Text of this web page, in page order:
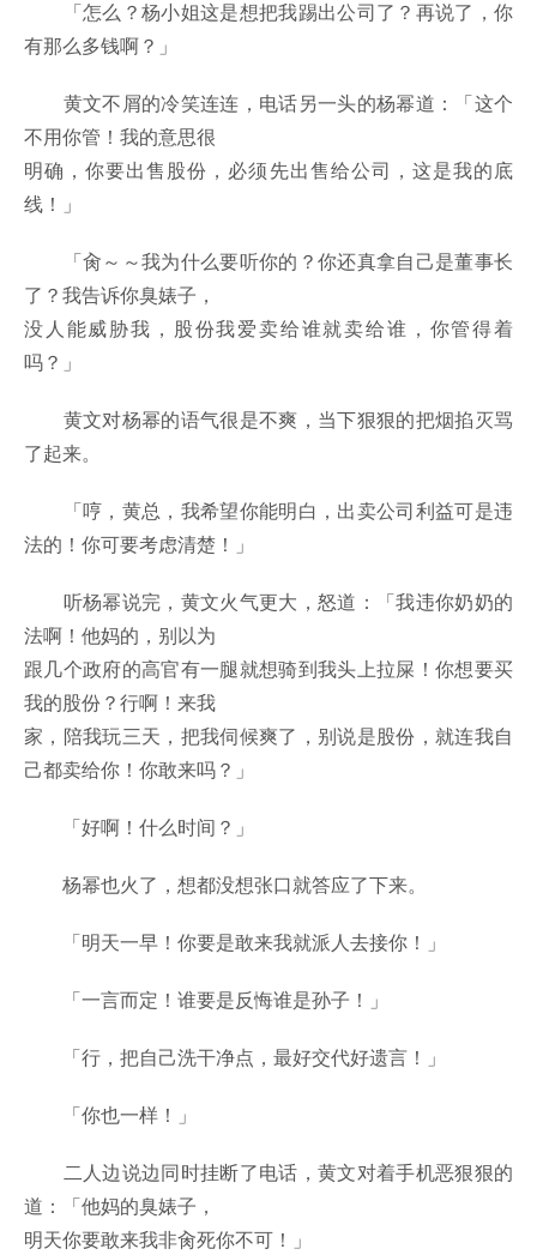
「怎么？杨小姐这是想把我踢出公司了？再说了，你
有那么多钱啊？」
黄文不屑的冷笑连连，电话另一头的杨幂道：「这个
不用你管！我的意思很
明确，你要出售股份，必须先出售给公司，这是我的底
线！」
「肏～～我为什么要听你的？你还真拿自己是董事长
了？我告诉你臭婊子，
没人能威胁我，股份我爱卖给谁就卖给谁，你管得着
吗？」
黄文对杨幂的语气很是不爽，当下狠狠的把烟掐灭骂
了起来。
「哼，黄总，我希望你能明白，出卖公司利益可是违
法的！你可要考虑清楚！」
听杨幂说完，黄文火气更大，怒道：「我违你奶奶的
法啊！他妈的，别以为
跟几个政府的高官有一腿就想骑到我头上拉屎！你想要买
我的股份？行啊！来我
家，陪我玩三天，把我伺候爽了，别说是股份，就连我自
己都卖给你！你敢来吗？」
「好啊！什么时间？」
杨幂也火了，想都没想张口就答应了下来。
「明天一早！你要是敢来我就派人去接你！」
「一言而定！谁要是反悔谁是孙子！」
「行，把自己洗干净点，最好交代好遗言！」
「你也一样！」
二人边说边同时挂断了电话，黄文对着手机恶狠狠的
道：「他妈的臭婊子，
明天你要敢来我非肏死你不可！」